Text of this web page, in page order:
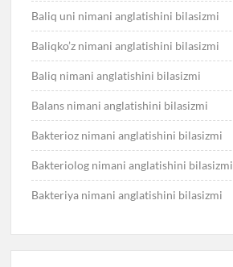
Baliq uni nimani anglatishini bilasizmi
Baliqko’z nimani anglatishini bilasizmi
Baliq nimani anglatishini bilasizmi
Balans nimani anglatishini bilasizmi
Bakterioz nimani anglatishini bilasizmi
Bakteriolog nimani anglatishini bilasizmi
Bakteriya nimani anglatishini bilasizmi